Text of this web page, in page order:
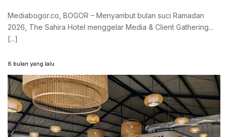
Mediabogor.co, BOGOR – Menyambut bulan suci Ramadan
2026, The Sahira Hotel menggelar Media & Client Gathering...
[...]
6 bulan yang lalu